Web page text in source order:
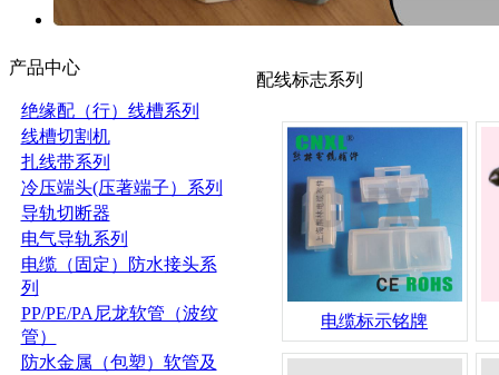
产品中心
绝缘配（行）线槽系列
线槽切割机
扎线带系列
冷压端头(压著端子）系列
导轨切断器
电气导轨系列
电缆（固定）防水接头系
列
PP/PE/PA尼龙软管（波纹
管）
防水金属（包塑）软管及
配线标志系列
电缆标示铭牌